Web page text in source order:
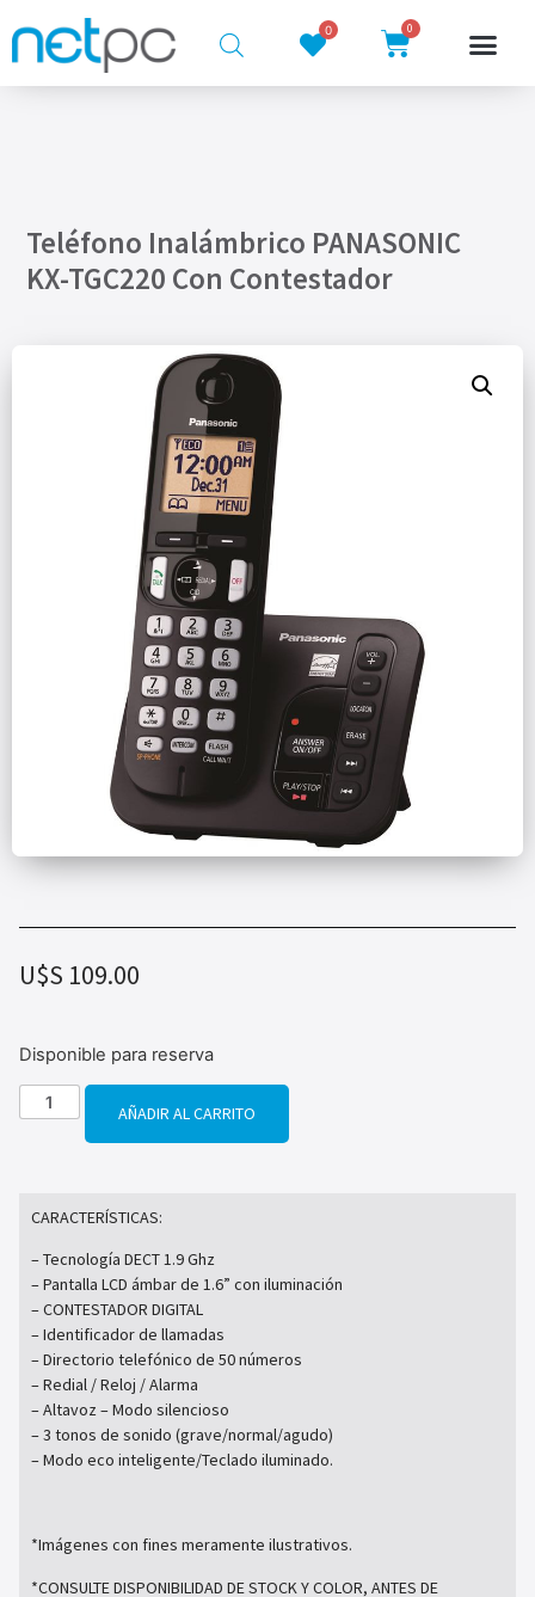
0 0
Teléfono Inalámbrico PANASONIC
KX-TGC220 Con Contestador
U$S 109.00
Disponible para reserva
AÑADIR AL CARRITO
CARACTERÍSTICAS:
– Tecnología DECT 1.9 Ghz
– Pantalla LCD ámbar de 1.6” con iluminación
– CONTESTADOR DIGITAL
– Identificador de llamadas
– Directorio telefónico de 50 números
– Redial / Reloj / Alarma
– Altavoz – Modo silencioso
– 3 tonos de sonido (grave/normal/agudo)
– Modo eco inteligente/Teclado iluminado.
*Imágenes con fines meramente ilustrativos.
*CONSULTE DISPONIBILIDAD DE STOCK Y COLOR, ANTES DE